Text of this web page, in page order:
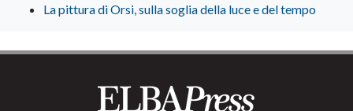
La pittura di Orsi, sulla soglia della luce e del tempo